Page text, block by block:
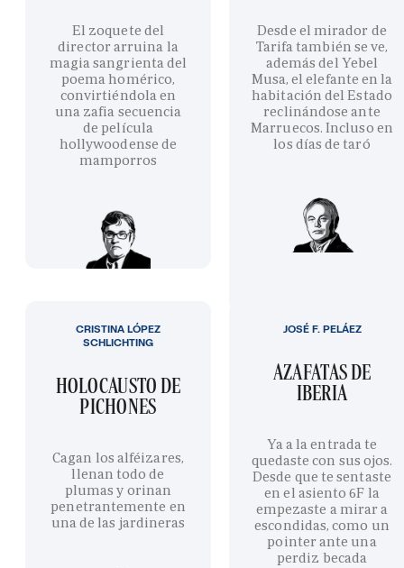
El zoquete del
director arruina la
magia sangrienta del
poema homérico,
convirtiéndola en
una zafia secuencia
de película
hollywoodense de
mamporros
Desde el mirador de
Tarifa también se ve,
además del Yebel
Musa, el elefante en la
habitación del Estado
reclinándose ante
Marruecos. Incluso en
los días de taró
HOLOCAUSTO DE
PICHONES
Cagan los alféizares,
llenan todo de
plumas y orinan
penetrantemente en
una de las jardineras
CRISTINA LÓPEZ
SCHLICHTING
AZAFATAS DE
IBERIA
Ya a la entrada te
quedaste con sus ojos.
Desde que te sentaste
en el asiento 6F la
empezaste a mirar a
escondidas, como un
pointer ante una
perdiz becada
JOSÉ F. PELÁEZ